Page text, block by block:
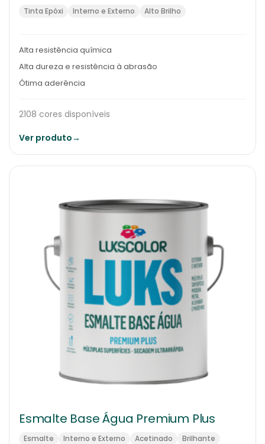
Tinta Epóxi Interno e Externo Alto Brilho
Alta resistência química
Alta dureza e resistência à abrasão
Ótima aderência
2108 cores disponíveis
Ver produto→
Esmalte Base Água Premium Plus
Esmalte Interno e Externo Acetinado
Brilhante